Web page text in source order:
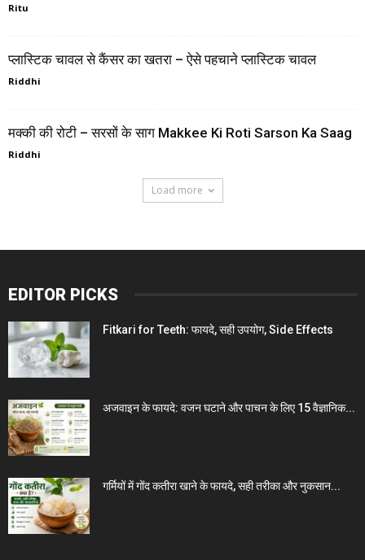
Ritu
प्लास्टिक चावल से कैंसर का खतरा – ऐसे पहचाने प्लास्टिक चावल
Riddhi
मक्की की रोटी – सरसों के साग Makkee Ki Roti Sarson Ka Saag
Riddhi
Load more
EDITOR PICKS
Fitkari for Teeth: फायदे, सही उपयोग, Side Effects
अजवाइन के फायदे: वजन घटाने और पाचन के लिए 15 वैज्ञानिक...
गर्मियों में गोंद कतीरा खाने के फायदे, सही तरीका और नुकसान...